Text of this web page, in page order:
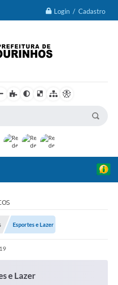
Login / Cadastro
Esportes e Lazer
e Lazer